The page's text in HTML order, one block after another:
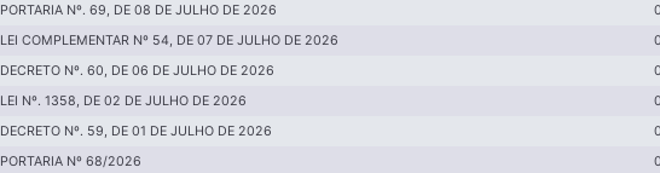
PORTARIA Nº. 69, DE 08 DE JULHO DE 2026
LEI COMPLEMENTAR Nº 54, DE 07 DE JULHO DE 2026
DECRETO Nº. 60, DE 06 DE JULHO DE 2026
LEI Nº. 1358, DE 02 DE JULHO DE 2026
DECRETO Nº. 59, DE 01 DE JULHO DE 2026
PORTARIA Nº 68/2026